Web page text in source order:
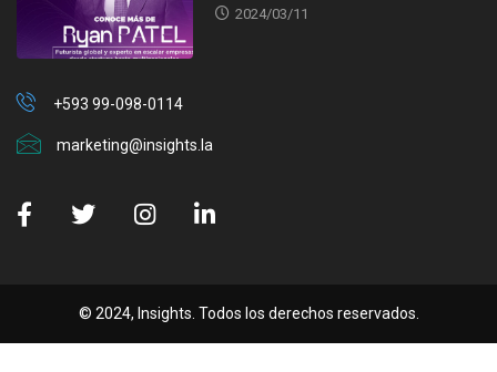
2024/03/11
+593 99-098-0114
marketing@insights.la
© 2024, Insights. Todos los derechos reservados.